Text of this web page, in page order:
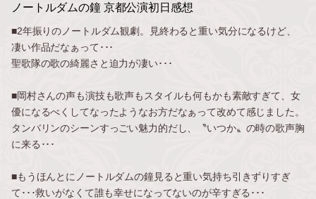
ノートルダムの鐘 京都公演初日感想
■2年振りのノートルダム観劇。見終わると重い気分になるけど、
凄い作品だなぁって･･･
聖歌隊の歌の綺麗さと迫力が凄い･･･
■岡村さんの声も演技も歌声もスタイルも何もかも素敵すぎて、女
優になるべくしてなったようなお方だなぁって改めて感じました。
タンバリンのシーンすっごい魅力的だし、〝いつか〟の時の歌声胸
に来る･･･
■もうほんとにノートルダムの鐘見ると重い気持ち引きずりすぎ
て･･･救いがなくて誰も幸せになってないのが辛すぎる･･･